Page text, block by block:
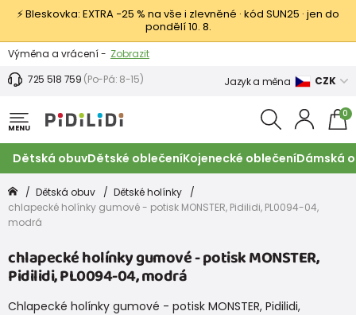
⚡ Bleskovka: EXTRA −25 % na vše i zlevněné · kód SUN25 · jen do
pondělí 10. 8.
Výměna a vrácení - Zobrazit
Sleva 100 Kč na první nákup -
725 518 759 (Po-Pá: 8-15) Jazyk a měna CZK
MENU
0
Dětská obuvDětské oblečeníKojenecké oblečeníDámská
Dětská obuv
Dětské holínky
chlapecké holínky gumové - potisk MONSTER, Pidilidi, PL0094-04,
modrá
chlapecké holínky gumové - potisk MONSTER,
Pidilidi, PL0094-04, modrá
Chlapecké holínky gumové - potisk MONSTER, Pidilidi,